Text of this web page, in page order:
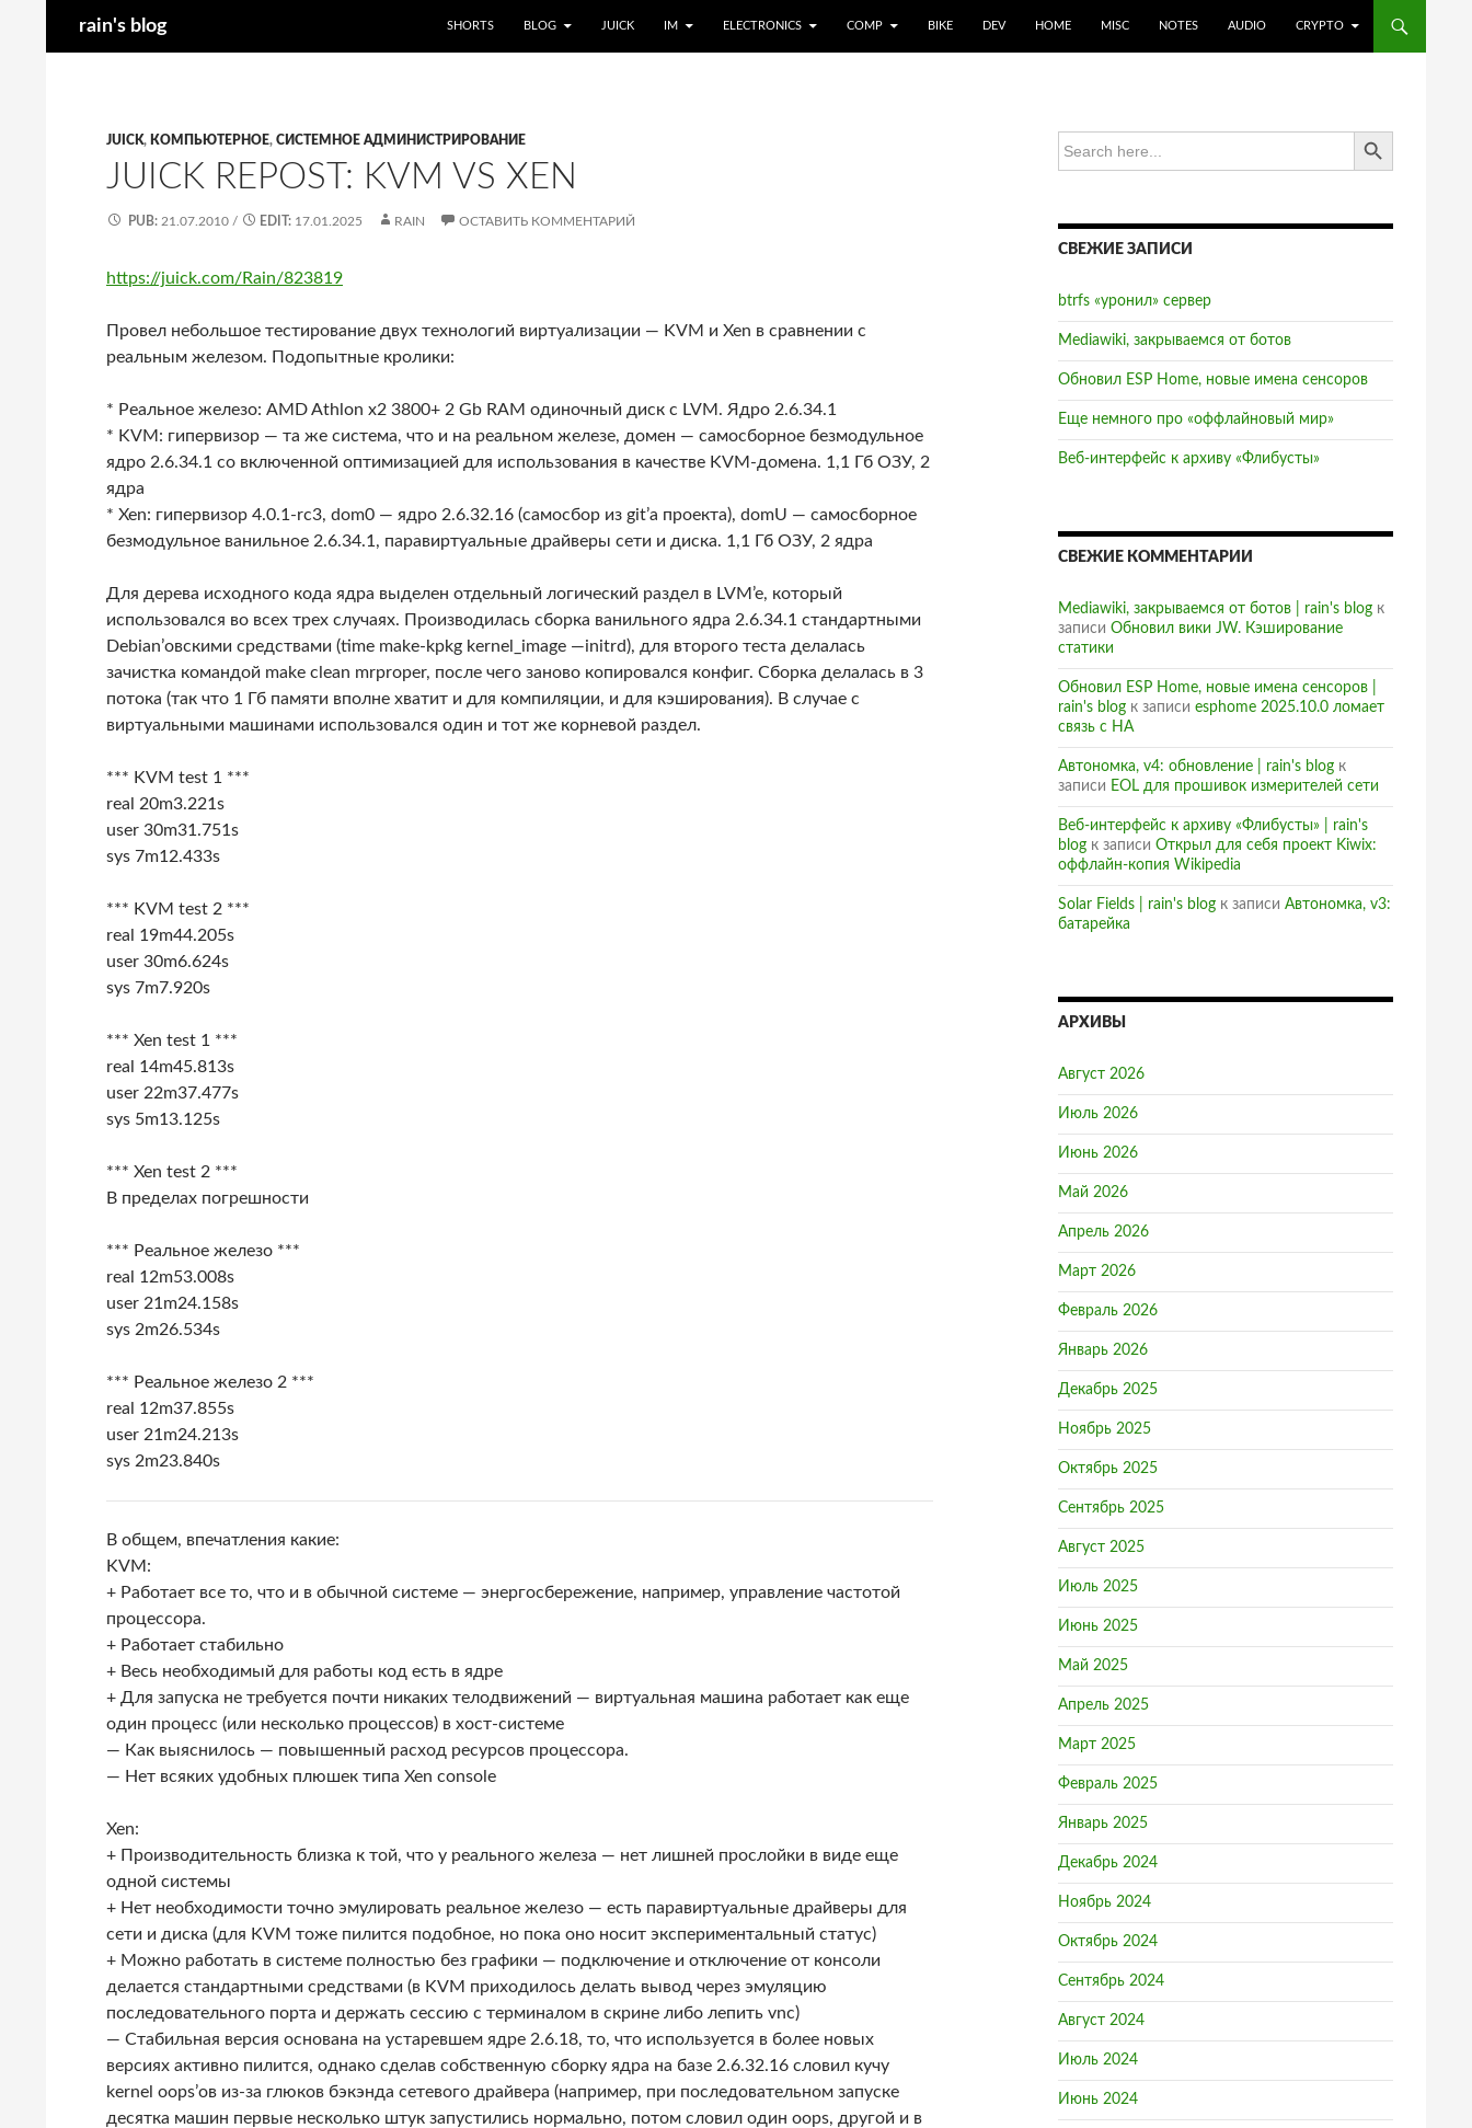
rain's blog SHORTS BLOG JUICK IM ELECTRONICS COMP BIKE DEV HOME MISC NOTES AUDIO CRYPTO
JUICK, КОМПЬЮТЕРНОЕ, СИСТЕМНОЕ АДМИНИСТРИРОВАНИЕ
JUICK REPOST: KVM VS XEN
PUB: 21.07.2010 / EDIT: 17.01.2025 RAIN ОСТАВИТЬ КОММЕНТАРИЙ
https://juick.com/Rain/823819
Провел небольшое тестирование двух технологий виртуализации — KVM и Xen в сравнении с
реальным железом. Подопытные кролики:
* Реальное железо: AMD Athlon x2 3800+ 2 Gb RAM одиночный диск с LVM. Ядро 2.6.34.1
* KVM: гипервизор — та же система, что и на реальном железе, домен — самосборное безмодульное
ядро 2.6.34.1 со включенной оптимизацией для использования в качестве KVM-домена. 1,1 Гб ОЗУ, 2
ядра
* Xen: гипервизор 4.0.1-rc3, dom0 — ядро 2.6.32.16 (самосбор из git’a проекта), domU — самосборное
безмодульное ванильное 2.6.34.1, паравиртуальные драйверы сети и диска. 1,1 Гб ОЗУ, 2 ядра
Для дерева исходного кода ядра выделен отдельный логический раздел в LVM’e, который
использовался во всех трех случаях. Производилась сборка ванильного ядра 2.6.34.1 стандартными
Debian’овскими средствами (time make-kpkg kernel_image —initrd), для второго теста делалась
зачистка командой make clean mrproper, после чего заново копировался конфиг. Сборка делалась в 3
потока (так что 1 Гб памяти вполне хватит и для компиляции, и для кэширования). В случае с
виртуальными машинами использовался один и тот же корневой раздел.
*** KVM test 1 ***
real 20m3.221s
user 30m31.751s
sys 7m12.433s
*** KVM test 2 ***
real 19m44.205s
user 30m6.624s
sys 7m7.920s
*** Xen test 1 ***
real 14m45.813s
user 22m37.477s
sys 5m13.125s
*** Xen test 2 ***
В пределах погрешности
*** Реальное железо ***
real 12m53.008s
user 21m24.158s
sys 2m26.534s
*** Реальное железо 2 ***
real 12m37.855s
user 21m24.213s
sys 2m23.840s
В общем, впечатления какие:
KVM:
+ Работает все то, что и в обычной системе — энергосбережение, например, управление частотой
процессора.
+ Работает стабильно
+ Весь необходимый для работы код есть в ядре
+ Для запуска не требуется почти никаких телодвижений — виртуальная машина работает как еще
один процесс (или несколько процессов) в хост-системе
— Как выяснилось — повышенный расход ресурсов процессора.
— Нет всяких удобных плюшек типа Xen console
Xen:
+ Производительность близка к той, что у реального железа — нет лишней прослойки в виде еще
одной системы
+ Нет необходимости точно эмулировать реальное железо — есть паравиртуальные драйверы для
сети и диска (для KVM тоже пилится подобное, но пока оно носит экспериментальный статус)
+ Можно работать в системе полностью без графики — подключение и отключение от консоли
делается стандартными средствами (в KVM приходилось делать вывод через эмуляцию
последовательного порта и держать сессию с терминалом в скрине либо лепить vnc)
— Стабильная версия основана на устаревшем ядре 2.6.18, то, что используется в более новых
версиях активно пилится, однако сделав собственную сборку ядра на базе 2.6.32.16 словил кучу
kernel oops’ов из-за глюков бэкэнда сетевого драйвера (например, при последовательном запуске
десятка машин первые несколько штук запустились нормально, потом словил один oops, другой и в
for:
SEARCH BUTTON
СВЕЖИЕ ЗАПИСИ
btrfs «уронил» сервер
Mediawiki, закрываемся от ботов
Обновил ESP Home, новые имена сенсоров
Еще немного про «оффлайновый мир»
Веб-интерфейс к архиву «Флибусты»
СВЕЖИЕ КОММЕНТАРИИ
Mediawiki, закрываемся от ботов | rain's blog к
записи Обновил вики JW. Кэширование
статики
Обновил ESP Home, новые имена сенсоров |
rain's blog к записи esphome 2025.10.0 ломает
связь с HA
Автономка, v4: обновление | rain's blog к
записи EOL для прошивок измерителей сети
Веб-интерфейс к архиву «Флибусты» | rain's
blog к записи Открыл для себя проект Kiwix:
оффлайн-копия Wikipedia
Solar Fields | rain's blog к записи Автономка, v3:
батарейка
АРХИВЫ
Август 2026
Июль 2026
Июнь 2026
Май 2026
Апрель 2026
Март 2026
Февраль 2026
Январь 2026
Декабрь 2025
Ноябрь 2025
Октябрь 2025
Сентябрь 2025
Август 2025
Июль 2025
Июнь 2025
Май 2025
Апрель 2025
Март 2025
Февраль 2025
Январь 2025
Декабрь 2024
Ноябрь 2024
Октябрь 2024
Сентябрь 2024
Август 2024
Июль 2024
Июнь 2024